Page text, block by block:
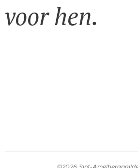
voor hen.